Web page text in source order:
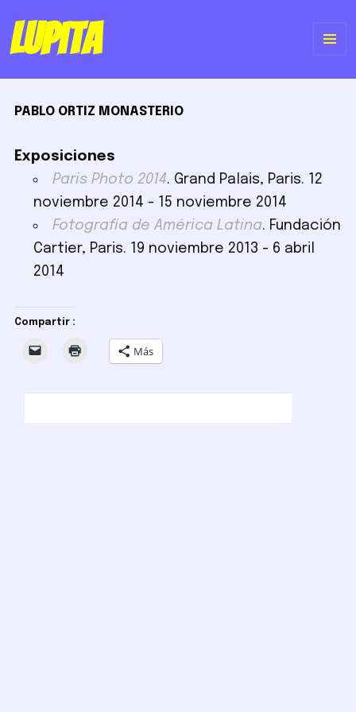
Lupita
PABLO ORTIZ MONASTERIO
Exposiciones
Paris Photo 2014. Grand Palais, Paris. 12
noviembre 2014 - 15 noviembre 2014
Fotografía de América Latina. Fundación
Cartier, Paris. 19 noviembre 2013 - 6 abril
2014
Compartir :
Más